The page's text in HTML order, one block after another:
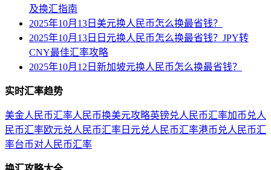
及换汇指南
2025年10月13日美元换人民币怎么换最省钱？
2025年10月13日日元换人民币怎么换最省钱？JPY转
CNY最佳汇率攻略
2025年10月12日新加坡元换人民币怎么换最省钱？
实时汇率趋势
美金人民币汇率人民币换美元攻略英镑兑人民币汇率加币兑人
民币汇率欧元兑人民币汇率 日元兑人民币汇率港币兑人民币汇
率台币对人民币汇率